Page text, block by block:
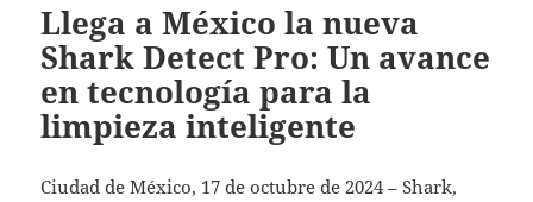
Llega a México la nueva
Shark Detect Pro: Un avance
en tecnología para la
limpieza inteligente
Ciudad de México, 17 de octubre de 2024 – Shark,